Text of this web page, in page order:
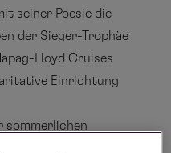
seiner Poesie die
der Sieger-Trophäe
Lloyd Cruises
Einrichtung
sommerlichen